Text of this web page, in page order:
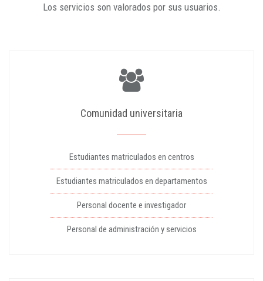
Los servicios son valorados por sus usuarios.
Comunidad universitaria
Estudiantes matriculados en centros
Estudiantes matriculados en departamentos
Personal docente e investigador
Personal de administración y servicios